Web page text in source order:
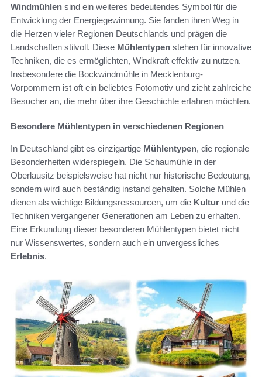
Windmühlen sind ein weiteres bedeutendes Symbol für die
Entwicklung der Energiegewinnung. Sie fanden ihren Weg in
die Herzen vieler Regionen Deutschlands und prägen die
Landschaften stilvoll. Diese Mühlentypen stehen für innovative
Techniken, die es ermöglichten, Windkraft effektiv zu nutzen.
Insbesondere die Bockwindmühle in Mecklenburg-
Vorpommern ist oft ein beliebtes Fotomotiv und zieht zahlreiche
Besucher an, die mehr über ihre Geschichte erfahren möchten.
Besondere Mühlentypen in verschiedenen Regionen
In Deutschland gibt es einzigartige Mühlentypen, die regionale
Besonderheiten widerspiegeln. Die Schaumühle in der
Oberlausitz beispielsweise hat nicht nur historische Bedeutung,
sondern wird auch beständig instand gehalten. Solche Mühlen
dienen als wichtige Bildungsressourcen, um die Kultur und die
Techniken vergangener Generationen am Leben zu erhalten.
Eine Erkundung dieser besonderen Mühlentypen bietet nicht
nur Wissenswertes, sondern auch ein unvergessliches
Erlebnis.